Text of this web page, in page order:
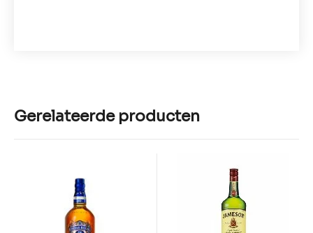
Gerelateerde producten